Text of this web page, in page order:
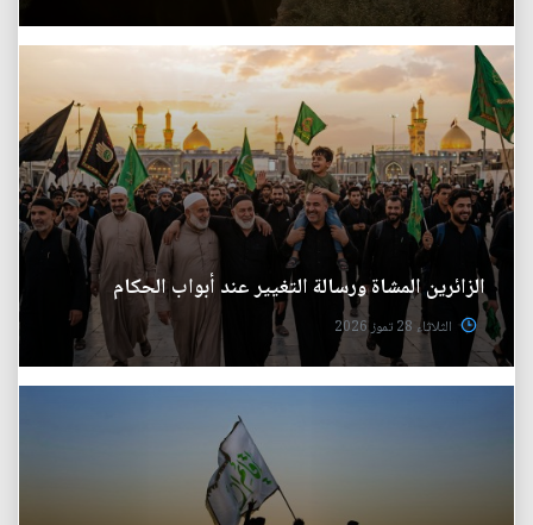
الزائرين المشاة ورسالة التغيير عند أبواب الحكام
الثلاثاء 28 تموز 2026